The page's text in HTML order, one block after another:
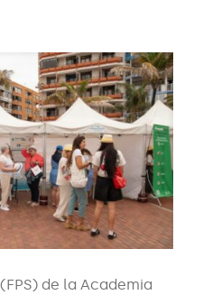
de la Academia